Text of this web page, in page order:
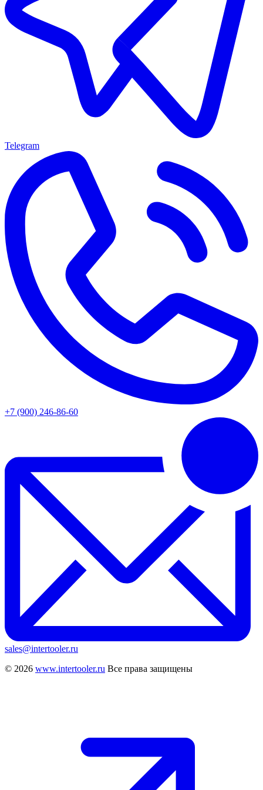
Telegram
+7 (900) 246-86-60
sales@intertooler.ru
© 2026 www.intertooler.ru Все права защищены